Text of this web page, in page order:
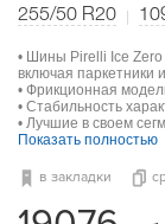
255/50 R20
• Шины Pirelli Ice Zero
включая паркетники
• Фрикционная
• Стабильность
• Лучшие в своем
Показать полностью
в закладки